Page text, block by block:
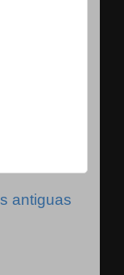
antiguas